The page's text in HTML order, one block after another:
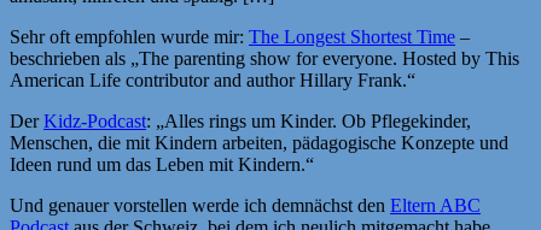
Sehr oft empfohlen wurde mir: The Longest Shortest Time –
beschrieben als „The parenting show for everyone. Hosted by This
American Life contributor and author Hillary Frank.“
DerKidz-Podcast: „Alles rings um Kinder. Ob Pflegekinder,
Menschen, die mit Kindern arbeiten, pädagogische Konzepte und
Ideen rund um das Leben mit Kindern.“
Und genauer vorstellen werde ich demnächst den Eltern ABC